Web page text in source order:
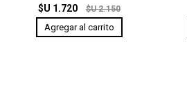
$U 1.720
$U 2.150